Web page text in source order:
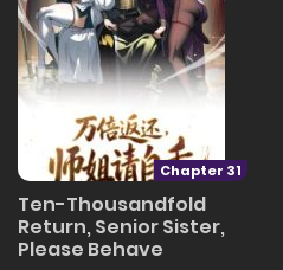
Chapter 31
Ten-Thousandfold
Return, Senior Sister,
Please Behave